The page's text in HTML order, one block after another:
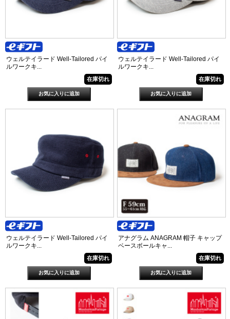
ウェルテイラード Well-Tailored パイ
ルワークキ...
在庫切れ
ウェルテイラード Well-Tailored パイ
ルワークキ...
在庫切れ
ウェルテイラード Well-Tailored パイ
ルワークキ...
在庫切れ
アナグラム ANAGRAM 帽子 キャップ
ベースボールキャ...
在庫切れ